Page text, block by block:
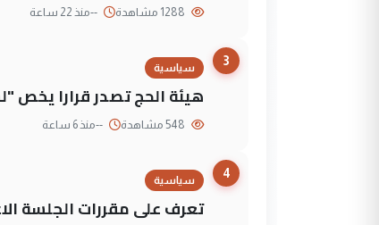
--منذ 22 ساعة
3
سياسية
هيئة الحج تصدر قرارا يخص
--منذ 6 ساعة
4
سياسية
تعرف على مقررات الجلسة